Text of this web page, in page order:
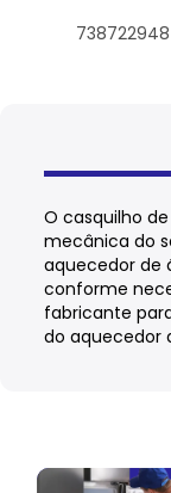
738722948
O casquilho
mecânica do
aquecedor de
conforme
fabricante
do aquecedor